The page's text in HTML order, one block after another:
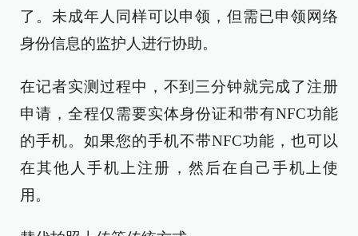
了。未成年人同样可以申领，但需已申领网络
身份信息的监护人进行协助。
在记者实测过程中，不到三分钟就完成了注册
申请，全程仅需要实体身份证和带有NFC功能
的手机。如果您的手机不带NFC功能，也可以
在其他人手机上注册，然后在自己手机上使
用。